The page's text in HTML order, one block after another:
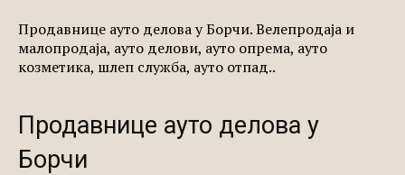
Продавнице ауто делова у Борчи. Велепродаја и
малопродаја, ауто делови, ауто опрема, ауто
козметика, шлеп служба, ауто отпад..
Продавнице ауто делова у
Борчи